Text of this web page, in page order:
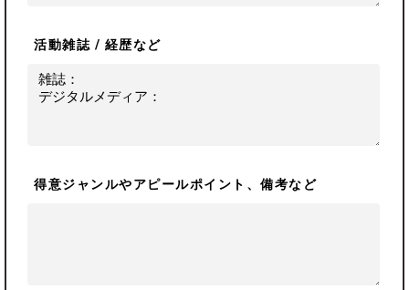
活動雑誌 / 経歴など
得意ジャンルやアピールポイント、備考など